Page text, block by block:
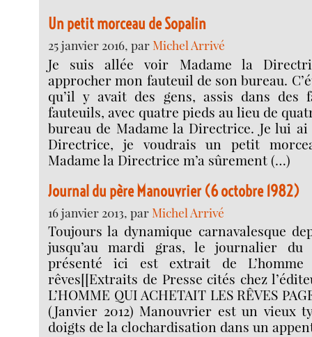
Un petit morceau de Sopalin
25 janvier 2016, parMichel Arrivé
Je suis allée voir Madame la
approcher mon fauteuil de son bureau.
qu’il y avait des gens, assis dans des
fauteuils, avec quatre pieds au lieu de
bureau de Madame la Directrice. Je lui
Directrice, je voudrais un petit
Madame la Directrice m’a sûrement (…)
Journal du père Manouvrier (6 octobre 1982)
16 janvier 2013, parMichel Arrivé
Toujours la dynamique carnavalesque
jusqu’au mardi gras, le journalier du
présenté ici est extrait de
rêves[[Extraits de Presse cités chez
L’HOMME QUI ACHETAIT LES RÊVES
(Janvier 2012) Manouvrier est un vieux
doigts de la clochardisation dans un